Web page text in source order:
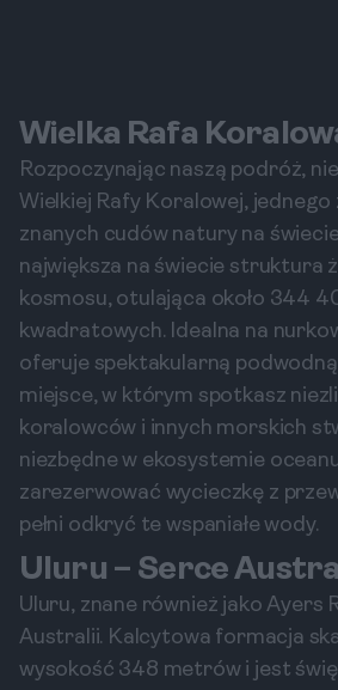
Wielka Rafa
Rozpoczynając naszą podróż,
Wielkiej Rafy Koralowej, jednego
znanych cudów natury na
największa na świecie struktura
kosmosu, otulająca około 344
kwadratowych. Idealna na
oferuje spektakularną
miejsce, w którym spotkasz
koralowców i innych morskich
niezbędne w ekosystemie
zarezerwować wycieczkę z
pełni odkryć te wspaniałe wody.
Uluru – Serce
Uluru, znane również jako Ayers
Australii. Kalcytowa formacja
wysokość 348 metrów i jest